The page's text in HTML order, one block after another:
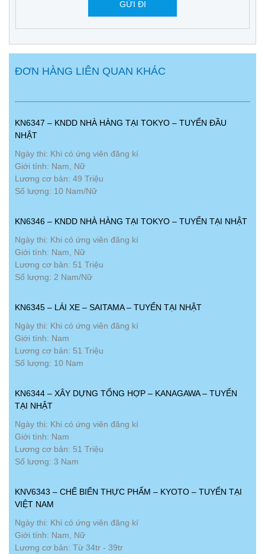
ĐƠN HÀNG LIÊN QUAN KHÁC
KN6347 – KNDD NHÀ HÀNG TẠI TOKYO – TUYỂN ĐẦU
NHẬT
Ngày thi: Khi có ứng viên đăng kí
Giới tính: Nam, Nữ
Lương cơ bản: 49 Triệu
Số lượng: 10 Nam/Nữ
KN6346 – KNDD NHÀ HÀNG TẠI TOKYO – TUYỂN TẠI NHẬT
Ngày thi: Khi có ứng viên đăng kí
Giới tính: Nam, Nữ
Lương cơ bản: 51 Triệu
Số lượng: 2 Nam/Nữ
KN6345 – LÁI XE – SAITAMA – TUYỂN TẠI NHẬT
Ngày thi: Khi có ứng viên đăng kí
Giới tính: Nam
Lương cơ bản: 51 Triệu
Số lượng: 10 Nam
KN6344 – XÂY DỰNG TỔNG HỢP – KANAGAWA – TUYỂN
TẠI NHẬT
Ngày thi: Khi có ứng viên đăng kí
Giới tính: Nam
Lương cơ bản: 51 Triệu
Số lượng: 3 Nam
KNV6343 – CHẾ BIẾN THỰC PHẨM – KYOTO – TUYỂN TẠI
VIỆT NAM
Ngày thi: Khi có ứng viên đăng kí
Giới tính: Nam, Nữ
Lương cơ bản: Từ 34tr - 39tr